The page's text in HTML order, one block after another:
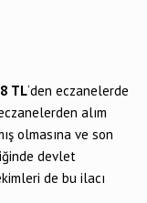
TL‘den eczanelerde
alım
olmasına ve son
devlet
de bu ilacı